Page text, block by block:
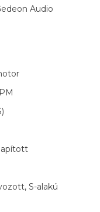
S-alakú